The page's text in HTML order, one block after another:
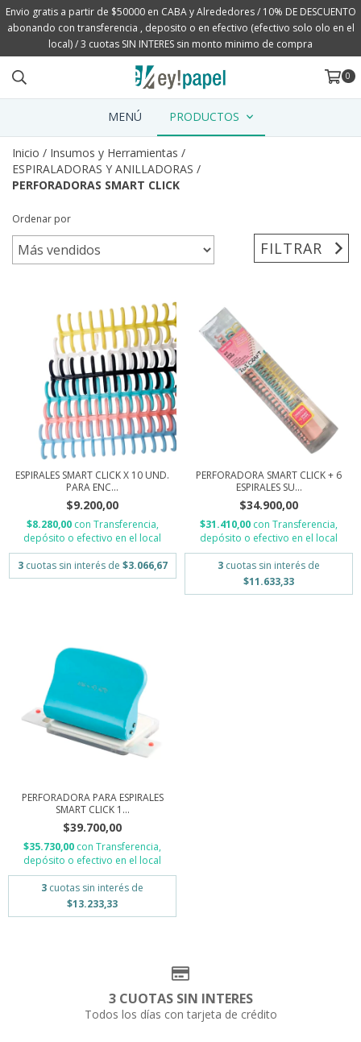
Envio gratis a partir de $50000 en CABA y Alrededores / 10% DE DESCUENTO
abonando con transferencia , deposito o en efectivo (efectivo solo olo en el
local) / 3 cuotas SIN INTERES sin monto minimo de compra
0
MENÚ PRODUCTOS
Inicio / Insumos y Herramientas /
ESPIRALADORAS Y ANILLADORAS /
PERFORADORAS SMART CLICK
Ordenar por
FILTRAR
ESPIRALES SMART CLICK X 10 UND.
PARA ENC...
$9.200,00
$8.280,00 con Transferencia,
depósito o efectivo en el local
3 cuotas sin interés de $3.066,67
PERFORADORA SMART CLICK + 6
ESPIRALES SU...
$34.900,00
$31.410,00 con Transferencia,
depósito o efectivo en el local
3 cuotas sin interés de
$11.633,33
PERFORADORA PARA ESPIRALES
SMART CLICK 1...
$39.700,00
$35.730,00 con Transferencia,
depósito o efectivo en el local
3 cuotas sin interés de
$13.233,33
3 CUOTAS SIN INTERES
Todos los días con tarjeta de crédito